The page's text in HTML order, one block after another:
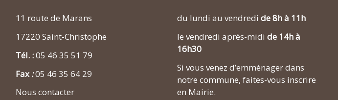
11 route de Marans
17220 Saint-Christophe
Tél. :05 46 35 51 79
Fax :05 46 35 64 29
Nous contacter
du lundi au vendredi de 8h à 11h
le vendredi après-midi de 14h à
16h30
Si vous venez d’emménager dans
notre commune, faites-vous inscrire
en Mairie.